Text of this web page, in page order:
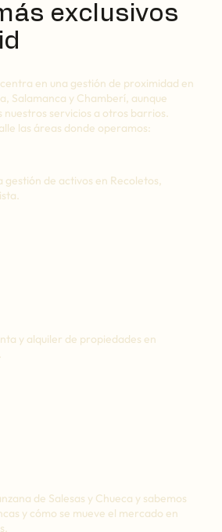
exclusivos
en una gestión de proximidad en
Salamanca y Chamberí, aunque
servicios a otros barrios.
las áreas donde operamos:
gestión de activos en Recoletos,
y alquiler de propiedades en
de Salesas y Chueca y sabemos
y cómo se mueve el mercado en